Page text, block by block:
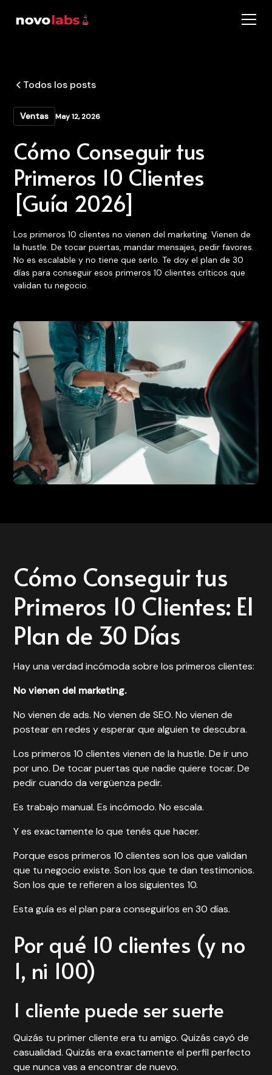
Todos los posts
Ventas May 12, 2026
Cómo Conseguir tus
Primeros 10 Clientes
[Guía 2026]
Los primeros 10 clientes no vienen del marketing. Vienen de
la hustle. De tocar puertas, mandar mensajes, pedir favores.
No es escalable y no tiene que serlo. Te doy el plan de 30
días para conseguir esos primeros 10 clientes críticos que
validan tu negocio.
Cómo Conseguir tus
Primeros 10 Clientes: El
Plan de 30 Días
Hay una verdad incómoda sobre los primeros clientes:
No vienen del marketing.
No vienen de ads. No vienen de SEO. No vienen de
postear en redes y esperar que alguien te descubra.
Los primeros 10 clientes vienen de la hustle. De ir uno
por uno. De tocar puertas que nadie quiere tocar. De
pedir cuando da vergüenza pedir.
Es trabajo manual. Es incómodo. No escala.
Y es exactamente lo que tenés que hacer.
Porque esos primeros 10 clientes son los que validan
que tu negocio existe. Son los que te dan testimonios.
Son los que te refieren a los siguientes 10.
Esta guía es el plan para conseguirlos en 30 días.
Por qué 10 clientes (y no
1, ni 100)
1 cliente puede ser suerte
Quizás tu primer cliente era tu amigo. Quizás cayó de
casualidad. Quizás era exactamente el perfil perfecto
que nunca vas a encontrar de nuevo.